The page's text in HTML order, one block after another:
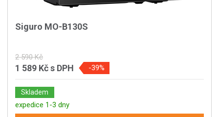
Siguro MO-B130S
2 590 Kč
1 589 Kčs DPH -39%
Skladem
expedice 1-3 dny